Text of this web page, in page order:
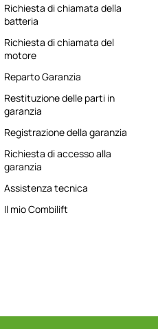
Richiesta di chiamata della
batteria
Richiesta di chiamata del
motore
Reparto Garanzia
Restituzione delle parti in
garanzia
Registrazione della garanzia
Richiesta di accesso alla
garanzia
Assistenza tecnica
Il mio Combilift